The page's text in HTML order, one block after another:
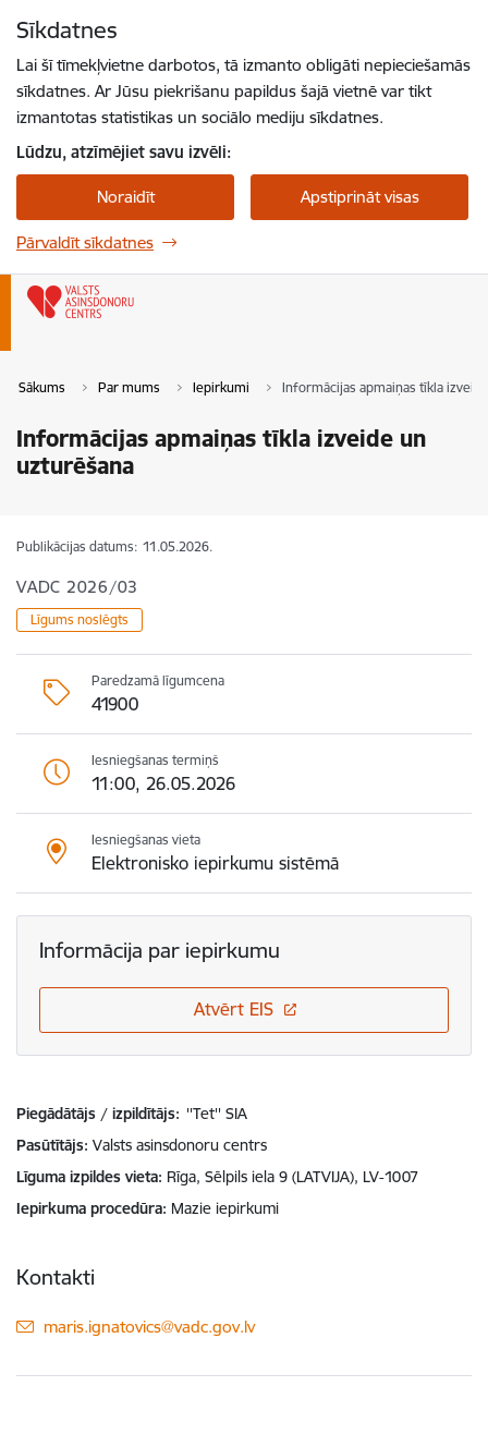
Sīkdatnes
Lai šī tīmekļvietne darbotos, tā izmanto obligāti nepieciešamās
sīkdatnes. Ar Jūsu piekrišanu papildus šajā vietnē var tikt
izmantotas statistikas un sociālo mediju sīkdatnes.
Lūdzu, atzīmējiet savu izvēli:
Noraidīt Apstiprināt visas
Pārvaldīt sīkdatnes
Sākums Par mums Iepirkumi Informācijas apmaiņas tīkla
Informācijas apmaiņas tīkla izveide un
uzturēšana
Publikācijas datums: 11.05.2026.
VADC 2026/03
Līgums noslēgts
Paredzamā līgumcena
41900
Iesniegšanas termiņš
11:00, 26.05.2026
Iesniegšanas vieta
Elektronisko iepirkumu sistēmā
Informācija par iepirkumu
Atvērt EIS
Piegādātājs / izpildītājs: ''Tet'' SIA
Pasūtītājs Valsts asinsdonoru centrs
Līguma izpildes vieta Rīga, Sēlpils iela 9 (LATVIJA), LV-1007
Iepirkuma procedūra Mazie iepirkumi
Kontakti
E-pasts:
maris.ignatovics@vadc.gov.lv